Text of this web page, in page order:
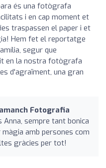
és una fotògrafa
i en cap moment et
traspassen el paper i et
Hem fet el reportatge
segur que
en la nostra fotògrafa
d'agraïment, una gran
Fotografia
sempre tant bonica
màgia amb persones com
gràcies per tot!